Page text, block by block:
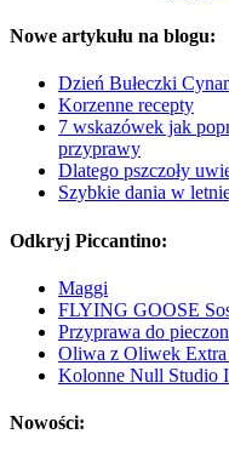
Nowe artykułu na blogu:
Dzień Bułeczki
Korzenne recepty
7 wskazówek jak
przyprawy
Dlatego pszczoły
Szybkie dania w
Odkryj Piccantino:
Maggi
FLYING GOOSE
Przyprawa do
Oliwa z Oliwek
Kolonne Null Studio
Nowości: